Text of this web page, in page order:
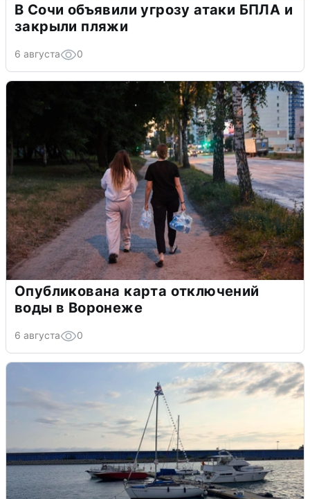
В Сочи объявили угрозу атаки БПЛА и
закрыли пляжи
6 августа 0
Опубликована карта отключений
воды в Воронеже
6 августа 0